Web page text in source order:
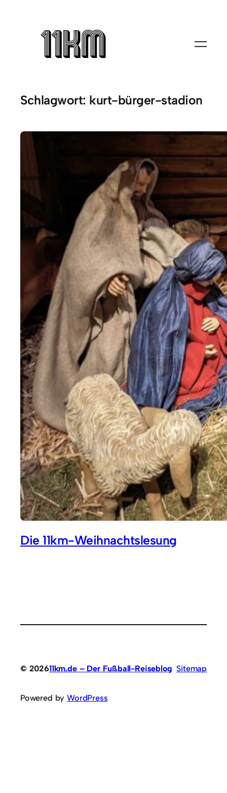
Schlagwort: kurt-bürger-stadion
Die 11km-Weihnachtslesung
© 202611km.de – Der Fußball-Reiseblog Sitemap
Powered byWordPress